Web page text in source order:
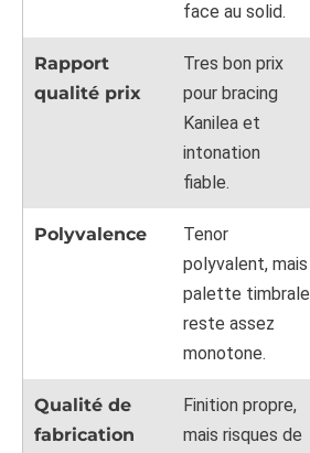
face au solid.
Rapport
qualité prix
Tres bon prix
pour bracing
Kanilea et
intonation
fiable.
Polyvalence
Tenor
polyvalent, mais
palette timbrale
reste assez
monotone.
Qualité de
fabrication
Finition propre,
mais risques de